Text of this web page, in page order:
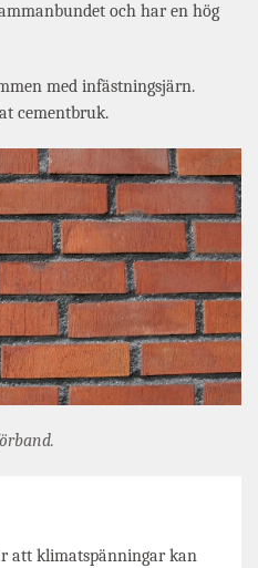
och har en hög
med infästningsjärn.
cementbruk.
att klimatspänningar kan